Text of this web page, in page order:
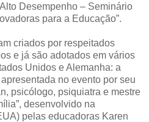
Desempenho – Seminário
para a Educação”.
criados por respeitados
e já são adotados em vários
Unidos e Alemanha: a
no evento por seu
psicólogo, psiquiatra e mestre
desenvolvido na
pelas educadoras Karen